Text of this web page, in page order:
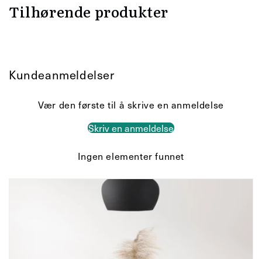
Tilhørende produkter
Kundeanmeldelser
Vær den første til å skrive en anmeldelse
Skriv en anmeldelse
Ingen elementer funnet